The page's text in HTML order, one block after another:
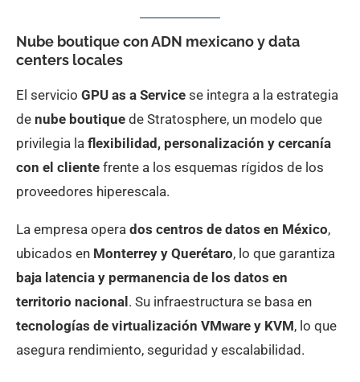
Nube boutique con ADN mexicano y data
centers locales
El servicio GPU as a Service se integra a la estrategia
de nube boutique de Stratosphere, un modelo que
privilegia la flexibilidad, personalización y cercanía
con el cliente frente a los esquemas rígidos de los
proveedores hiperescala.
La empresa opera dos centros de datos en México,
ubicados en Monterrey y Querétaro, lo que garantiza
baja latencia y permanencia de los datos en
territorio nacional. Su infraestructura se basa en
tecnologías de virtualización VMware y KVM, lo que
asegura rendimiento, seguridad y escalabilidad.